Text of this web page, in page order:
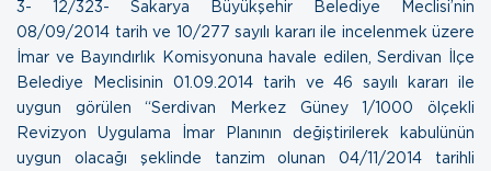
3- 12/323- Sakarya Büyükşehir Belediye Meclisi’nin
08/09/2014 tarih ve 10/277 sayılı kararı ile incelenmek üzere
İmar ve Bayındırlık Komisyonuna havale edilen, Serdivan İlçe
Belediye Meclisinin 01.09.2014 tarih ve 46 sayılı kararı ile
uygun görülen “Serdivan Merkez Güney 1/1000 ölçekli
Revizyon Uygulama İmar Planının değiştirilerek kabulünün
uygun olacağı şeklinde tanzim olunan04/11/2014 tarihli